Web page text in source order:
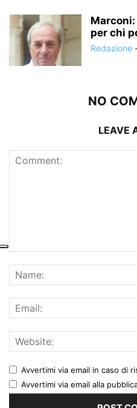
per chi
Redazione
NO
LEAVE
Avvertimi via email in caso di
Avvertimi via email alla